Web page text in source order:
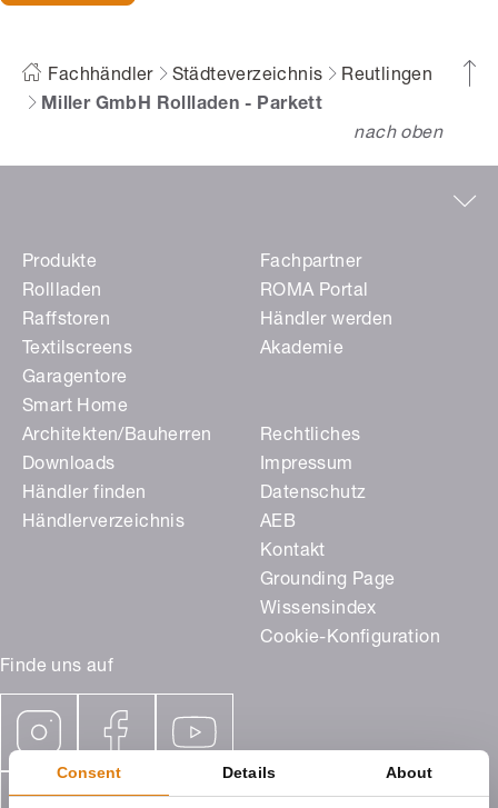
Consent Details About
Fachhändler Städteverzeichnis
Reutlingen
Miller GmbH Rollladen - Parkett
nach oben
Finde uns auf
Produkte
Rollladen
Raffstoren
Textilscreens
Garagentore
Smart Home
Fachpartner
ROMA Portal
Händler werden
Akademie
Architekten/Bauherren
Downloads
Händler finden
Händlerverzeichnis
Rechtliches
Impressum
Datenschutz
AEB
Kontakt
Grounding Page
Wissensindex
Cookie-Konfiguration